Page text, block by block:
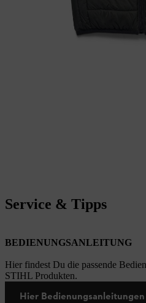
Service & Tipps
BEDIENUNGSANLEITUNG
Hier findest Du die passende
STIHL Produkten.
Hier